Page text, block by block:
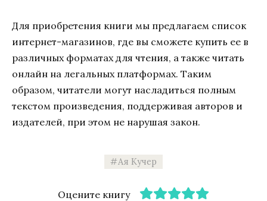
Для приобретения книги мы предлагаем список
интернет-магазинов, где вы сможете купить ее в
различных форматах для чтения, а также читать
онлайн на легальных платформах. Таким
образом, читатели могут насладиться полным
текстом произведения, поддерживая авторов и
издателей, при этом не нарушая закон.
Ая Кучер
Оцените книгу